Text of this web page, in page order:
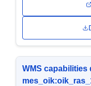
WMS capabilities